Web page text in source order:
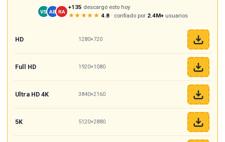
VS AB RA
+135 descargó esto hoy
★★★★★ 4.8 · confiado por 2.4M+ usuarios
HD 1280×720
Full HD 1920×1080
Ultra HD 4K 3840×2160
5K 5120×2880